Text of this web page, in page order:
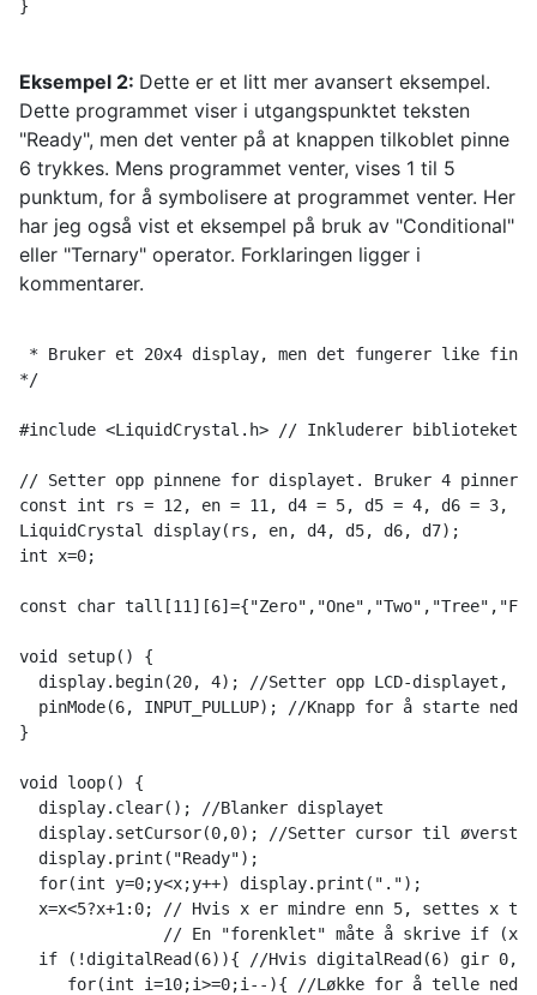
}
Eksempel 2: Dette er et litt mer avansert eksempel.
Dette programmet viser i utgangspunktet teksten
"Ready", men det venter på at knappen tilkoblet pinne
6 trykkes. Mens programmet venter, vises 1 til 5
punktum, for å symbolisere at programmet venter. Her
har jeg også vist et eksempel på bruk av "Conditional"
eller "Ternary" operator. Forklaringen ligger i
kommentarer.
* Bruker et 20x4 display, men det fungerer like fint
*/
#include <LiquidCrystal.h> // Inkluderer biblioteket
// Setter opp pinnene for displayet. Bruker 4 pinner
const int rs = 12, en = 11, d4 = 5, d5 = 4, d6 = 3,
LiquidCrystal display(rs, en, d4, d5, d6, d7);
int x=0;
const char
void setup() {
display.begin(20, 4); //Setter opp LCD-displayet,
pinMode(6, INPUT_PULLUP); //Knapp for å starte
}
void loop() {
  display.clear(); //Blanker displayet
display.setCursor(0,0); //Setter cursor til øverste
  display.print("Ready");
  for(int y=0;y<x;y++) display.print(".");
x=x<5?x+1:0; // Hvis x er mindre enn 5, settes x
// En "forenklet" måte å skrive if
if (!digitalRead(6)){ //Hvis digitalRead(6) gir 0,
for(int i=10;i>=0;i--){ //Løkke for å telle ned